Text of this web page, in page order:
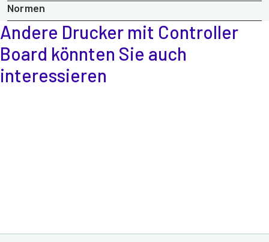
Normen
Andere Drucker mit Controller
Board könnten Sie auch
interessieren